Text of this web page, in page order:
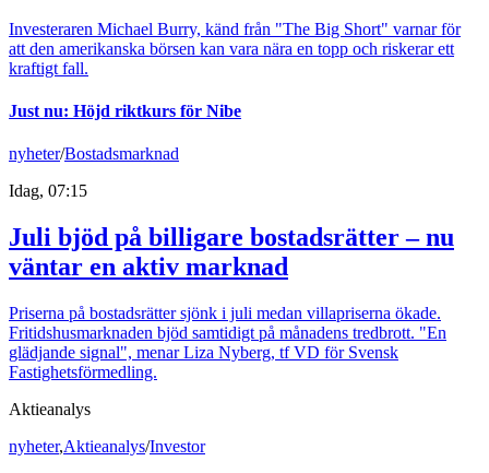
Investeraren Michael Burry, känd från "The Big Short" varnar för
att den amerikanska börsen kan vara nära en topp och riskerar ett
kraftigt fall.
Just nu: Höjd riktkurs för Nibe
nyheter/Bostadsmarknad
Idag, 07:15
Juli bjöd på billigare bostadsrätter – nu
väntar en aktiv marknad
Priserna på bostadsrätter sjönk i juli medan villapriserna ökade.
Fritidshusmarknaden bjöd samtidigt på månadens tredbrott. "En
glädjande signal", menar Liza Nyberg, tf VD för Svensk
Fastighetsförmedling.
Aktieanalys
nyheter,Aktieanalys/Investor